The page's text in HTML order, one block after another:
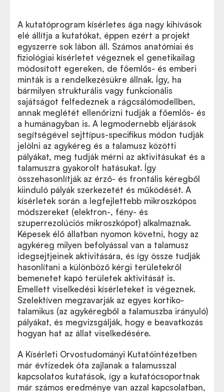
A kutatóprogram kísérletes ága nagy kihívások
elé állítja a kutatókat, éppen ezért a projekt
egyszerre sok lábon áll. Számos anatómiai és
fiziológiai kísérletet végeznek el genetikailag
módosított egereken, de főemlős- és emberi
minták is a rendelkezésükre állnak. Így, ha
bármilyen strukturális vagy funkcionális
sajátságot felfedeznek a rágcsálómodellben,
annak meglétét ellenőrizni tudják a főemlős- és
a humánagyban is. A legmodernebb eljárások
segítségével sejttípus-specifikus módon tudják
jelölni az agykéreg és a talamusz közötti
pályákat, meg tudják mérni az aktivitásukat és a
talamuszra gyakorolt hatásukat. Így
összehasonlítják az érző- és frontális kéregből
kiinduló pályák szerkezetét és működését. A
kísérletek során a legfejlettebb mikroszkópos
módszereket (elektron-, fény- és
szuperrezolúciós mikroszkópot) alkalmaznak.
Képesek élő állatban nyomon követni, hogy az
agykéreg milyen befolyással van a talamusz
idegsejtjeinek aktivitására, és így össze tudják
hasonlítani a különböző kérgi területekről
bemenetet kapó területek aktivitását is.
Emellett viselkedési kísérleteket is végeznek.
Szelektíven megzavarják az egyes kortiko-
talamikus (az agykéregből a talamuszba irányuló)
pályákat, és megvizsgálják, hogy e beavatkozás
hogyan hat az állat viselkedésére.
A Kísérleti Orvostudományi Kutatóintézetben
már évtizedek óta zajlanak a talamusszal
kapcsolatos kutatások, így a kutatócsoportnak
már számos eredménye van azzal kapcsolatban,